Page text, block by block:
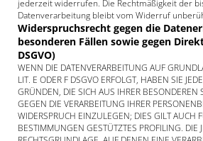
jederzeit widerrufen. Die Rechtmäßigkeit der
Datenverarbeitung bleibt vom Widerruf
Widerspruchsrecht gegen die
besonderen Fällen sowie gegen
DSGVO)
WENN DIE DATENVERARBEITUNG AUF
LIT. E ODER F DSGVO ERFOLGT, HABEN SIE
GRÜNDEN, DIE SICH AUS IHRER BESONDEREN
GEGEN DIE VERARBEITUNG IHRER
WIDERSPRUCH EINZULEGEN; DIES GILT AUCH
BESTIMMUNGEN GESTÜTZTES PROFILING. DIE